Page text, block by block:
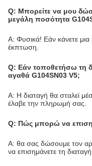
Q: Μπορείτε να μου
μεγάλη ποσότητα
Α: Φυσικά! Εάν κάνετε
έκπτωση.
Q: Εάν τοποθετήσω τη
αγαθά G104SN03 V5;
Α: Η διαταγή θα σταλεί
έλαβε την πληρωμή σας.
Q: Πώς μπορώ να
Α: θα σας δώσουμε τον
να επισημάνετε τη